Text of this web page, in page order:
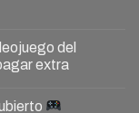
del
extra